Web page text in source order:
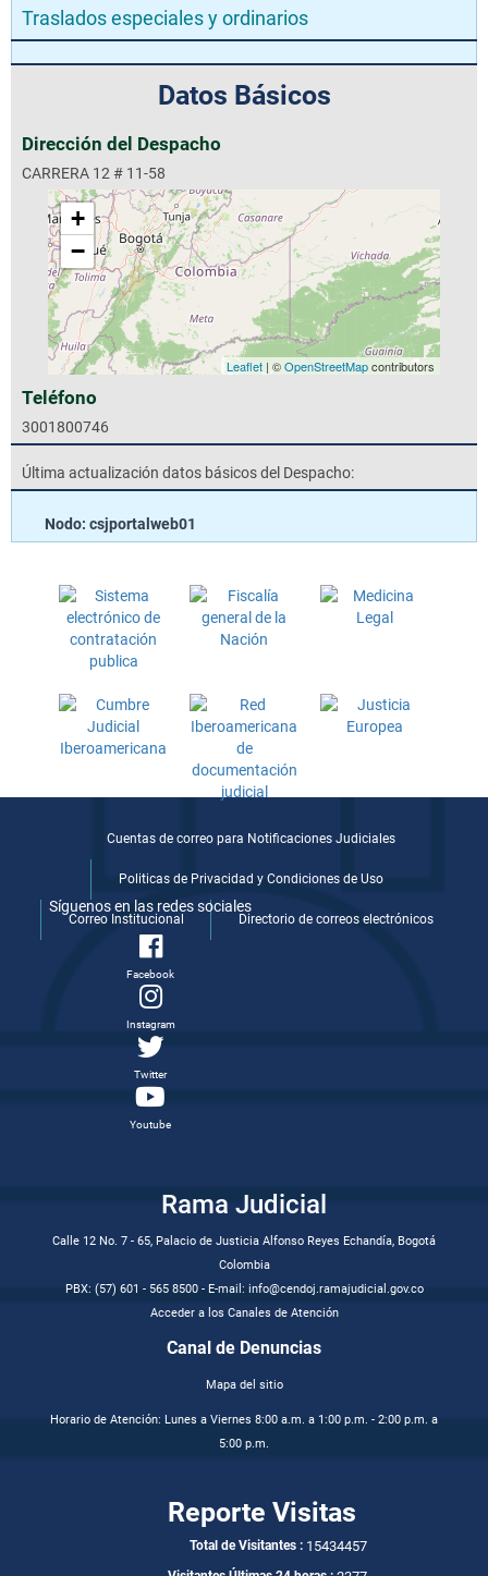
Traslados especiales y ordinarios
Datos Básicos
Dirección del Despacho
CARRERA 12 # 11-58
+
−
Leaflet| ©OpenStreetMapcontributors
Teléfono
3001800746
Última actualización datos básicos del Despacho:
Nodo: csjportalweb01
Cuentas de correo para Notificaciones Judiciales
Politicas de Privacidad y Condiciones de Uso
Correo Institucional Directorio de correos electrónicos
Síguenos en las redes sociales
Facebook
Instagram
Twitter
Youtube
Rama Judicial
Calle 12 No. 7 - 65, Palacio de Justicia Alfonso Reyes Echandía, Bogotá
Colombia
PBX: (57) 601 - 565 8500 - E-mail: info@cendoj.ramajudicial.gov.co
Acceder a los Canales de Atención
Canal de Denuncias
Mapa del sitio
Horario de Atención: Lunes a Viernes 8:00 a.m. a 1:00 p.m. - 2:00 p.m. a
5:00 p.m.
Reporte Visitas
Total de Visitantes : 15434457